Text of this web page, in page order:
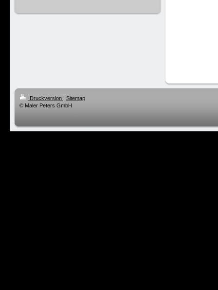
Druckversion | Sitemap
© Maler Peters GmbH